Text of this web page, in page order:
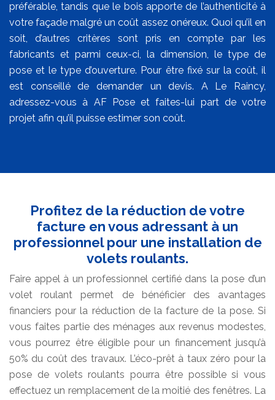
préférable, tandis que le bois apporte de l’authenticité à
votre façade malgré un coût assez onéreux. Quoi qu’il en
soit, d’autres critères sont pris en compte par les
fabricants et parmi ceux-ci, la dimension, le type de
pose et le type d’ouverture. Pour être fixé sur la coût, il
est conseillé de demander un devis. A Le Raincy,
adressez-vous à AF Pose et faites-lui part de votre
projet afin qu’il puisse estimer son coût.
Profitez de la réduction de votre
facture en vous adressant à un
professionnel pour une installation de
volets roulants.
Faire appel à un professionnel certifié dans la pose d’un
volet roulant permet de bénéficier des avantages
financiers pour la réduction de la facture de la pose. Si
vous faites partie des ménages aux revenus modestes,
vous pourrez être éligible pour un financement jusqu’à
50% du coût des travaux. L’éco-prêt à taux zéro pour la
pose de volets roulants pourra être possible si vous
effectuez un remplacement de la moitié des fenêtres. La